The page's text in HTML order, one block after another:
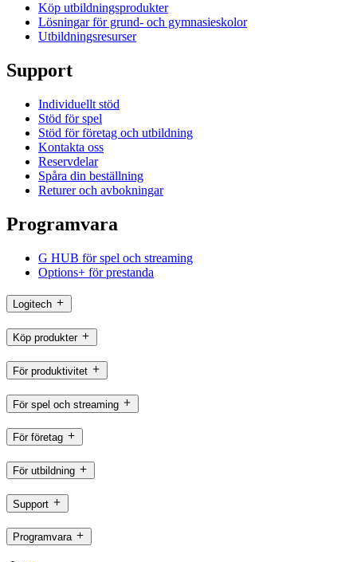
Köp utbildningsprodukter
Lösningar för grund- och gymnasieskolor
Utbildningsresurser
Support
Individuellt stöd
Stöd för spel
Stöd för företag och utbildning
Kontakta oss
Reservdelar
Spåra din beställning
Returer och avbokningar
Programvara
G HUB för spel och streaming
Options+ för prestanda
Logitech
Köp produkter
För produktivitet
För spel och streaming
För företag
För utbildning
Support
Programvara